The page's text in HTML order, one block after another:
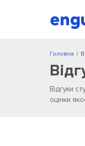
/
Головна
Відгуки
оцінки